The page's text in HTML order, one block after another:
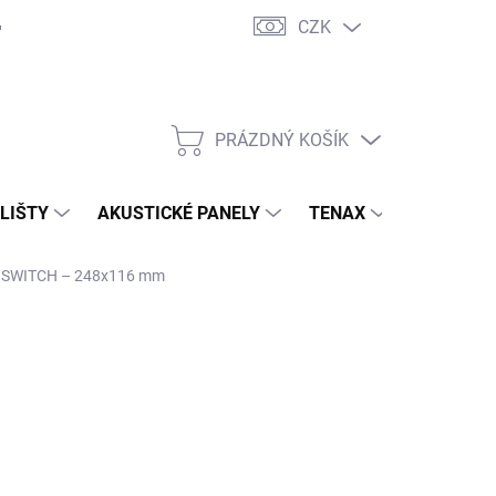
CZK
NÁKUPNÍ
PRÁZDNÝ KOŠÍK
AKUSTICKÉ PANELY TENAX
– 248x116 mm